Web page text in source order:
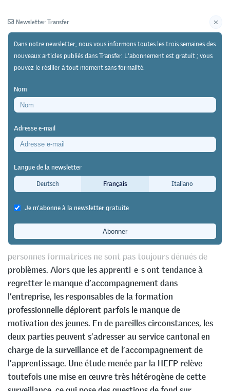
Newsletter Archives
14/12/21
La surveillance et l’accompagnement de
Des prestations inégales pour les
apprenti-e-s et les entreprises?
Kerstin Duemmler&Isabelle Caprani
Les rapports de formation entre apprenti-e-s et
personnes formatrices ne sont pas toujours dénués de
problèmes. Alors que les apprenti-e-s ont tendance à
regretter le manque d’accompagnement dans
l’entreprise, les responsables de la formation
professionnelle déplorent parfois le manque de
motivation des jeunes. En de pareilles circonstances, les
deux parties peuvent s’adresser au service cantonal en
charge de la surveillance et de l’accompagnement de
l’apprentissage. Une étude menée par la HEFP relève
toutefois une mise en œuvre très hétérogène de cette
Newsletter Transfer
Dans notre newsletter, nous vous informons toutes les trois semaines des
nouveaux articles publiés dans Transfer. L'abonnement est gratuit ; vous
pouvez le résilier à tout moment sans formalité.
Nom
Adresse e-mail
Langue de la newsletter
Deutsch
Français Italiano
Je m'abonne à la newsletter gratuite